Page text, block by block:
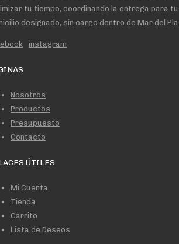
tu tiempo, coordinando la entrega para tu
designado, sin cargo dentro de Mar del
instagram
Nosotros
Productos
Presupuesto
Contacto
ÚTILES
Mi Cuenta
Tienda
Carrito
Lista de Deseos